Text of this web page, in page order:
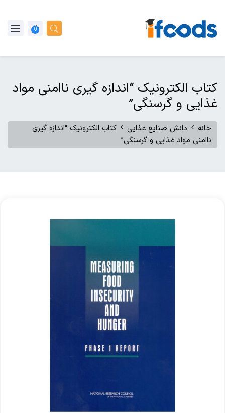
0
کتاب الکترونیک “اندازه گیری ناامنی مواد
غذایی و گرسنگی”
خانه دانش صنایع غذایی
کتاب الکترونیک “اندازه گیری
ناامنی مواد غذایی و گرسنگی”